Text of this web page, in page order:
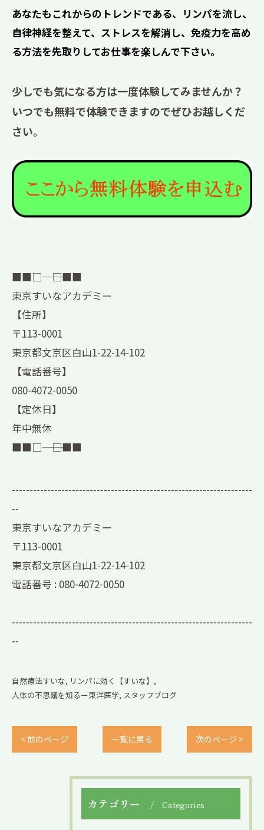
あなたもこれからのトレンドである、リンパを流し、
自律神経を整えて、ストレスを解消し、免疫力を高め
る方法を先取りしてお仕事を楽しんで下さい。
少しでも気になる方は一度体験してみませんか？
いつでも無料で体験できますのでぜひお越しくだ
さい。
■■□―――――――――――――――――――□■■
東京すいなアカデミー
【住所】
〒113-0001
東京都文京区白山1-22-14-102
【電話番号】
080-4072-0050
【定休日】
年中無休
■■□―――――――――――――――――――□■■
--------------------------------------------------------------------
--
東京すいなアカデミー
〒113-0001
東京都文京区白山1-22-14-102
電話番号 : 080-4072-0050
--------------------------------------------------------------------
--
自然療法すいな リンパに効く【すいな】
人体の不思議を知るー東洋医学 スタッフブログ
< 前のページ 一覧に戻る 次のページ >
カテゴリー Categories